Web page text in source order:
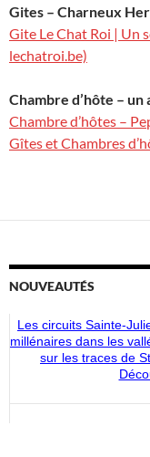
Gites – Charneux
Gite Le Chat Roi | Un
lechatroi.be)
Chambre d’hôte –
Chambre d’hôtes –
Gîtes et Chambres
NOUVEAUTÉS
Les circuits Sainte-
Découvrez les